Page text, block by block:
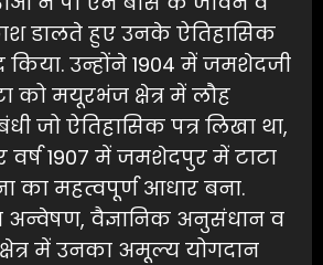
डालते हुए उनके ऐतिहासिक
किया. उन्होंने 1904 में जमशेदजी
को मयूरभंज क्षेत्र में लौह
जो ऐतिहासिक पत्र लिखा था,
1907 में जमशेदपुर में टाटा
का महत्वपूर्ण आधार बना.
अन्वेषण, वैज्ञानिक अनुसंधान व
क्षेत्र में उनका अमूल्य योगदान